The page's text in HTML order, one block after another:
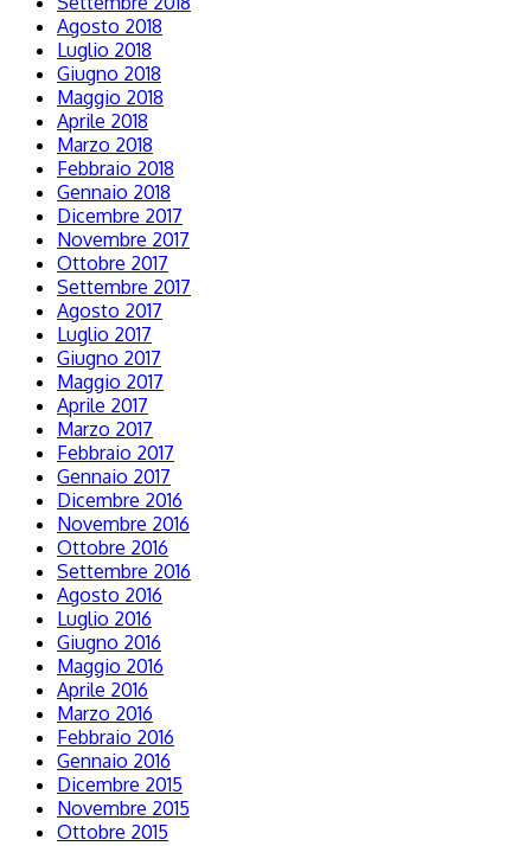
Agosto 2018
Luglio 2018
Giugno 2018
Maggio 2018
Aprile 2018
Marzo 2018
Febbraio 2018
Gennaio 2018
Dicembre 2017
Novembre 2017
Ottobre 2017
Settembre 2017
Agosto 2017
Luglio 2017
Giugno 2017
Maggio 2017
Aprile 2017
Marzo 2017
Febbraio 2017
Gennaio 2017
Dicembre 2016
Novembre 2016
Ottobre 2016
Settembre 2016
Agosto 2016
Luglio 2016
Giugno 2016
Maggio 2016
Aprile 2016
Marzo 2016
Febbraio 2016
Gennaio 2016
Dicembre 2015
Novembre 2015
Ottobre 2015